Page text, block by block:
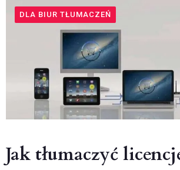
DLA BIUR TŁUMACZEŃ
Jak tłumaczyć